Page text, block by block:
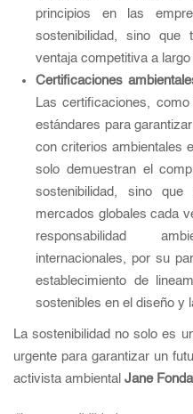
principios en las
sostenibilidad, sino que
ventaja competitiva a largo
Certificaciones
Las certificaciones,
estándares para
con criterios ambientales
solo demuestran el
sostenibilidad, sino
mercados globales cada
responsabilidad
internacionales, por su
establecimiento de
sostenibles en el diseño y
La sostenibilidad no solo es
urgente para garantizar un
activista ambiental Jane Fonda